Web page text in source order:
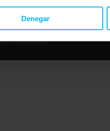
Denegar
reservados.